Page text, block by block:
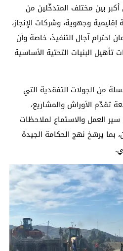
بين مختلف المتدخّلين من
وجهوية، وشركات الإنجاز،
احترام آجال التنفيذ، خاصة وأن
البنيات التحتية الأساسية
من الجولات التفقدية التي
تقدّم الأوراش والمشاريع،
العمل والاستماع لملاحظات
بما يرسّخ نهج الحكامة الجيدة